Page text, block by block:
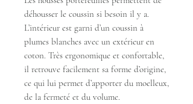
déhousser le coussin si besoin il y a.
L’intérieur est garni d’un coussin à
plumes blanches avec un extérieur en
coton. Très ergonomique et confortable,
il retrouve facilement sa forme d’origine,
ce qui lui permet d’apporter du moelleux,
de la fermeté et du volume.